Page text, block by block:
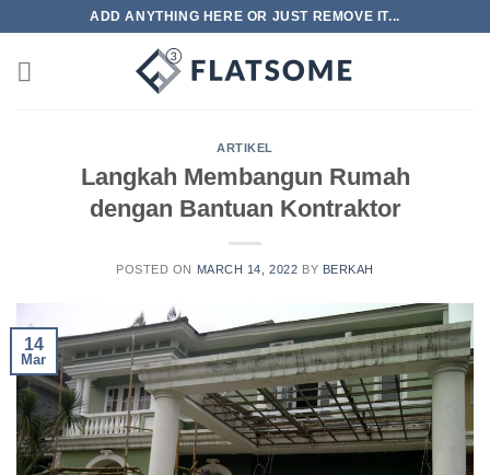
content
ADD ANYTHING HERE OR JUST REMOVE IT...
ARTIKEL
Langkah Membangun Rumah
dengan Bantuan Kontraktor
POSTED ON MARCH 14, 2022 BY BERKAH
14
Mar